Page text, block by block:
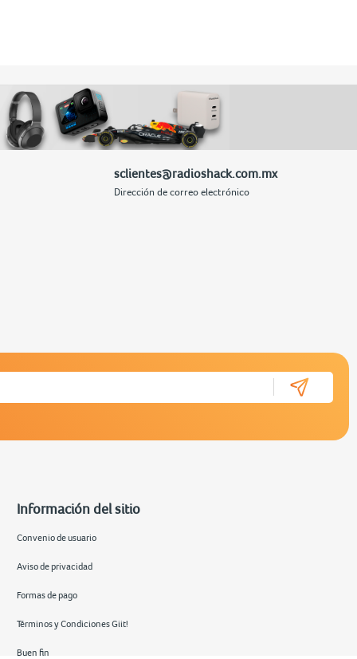
sclientes@radioshack.com.mx
Dirección de correo electrónico
Información del sitio
Convenio de usuario
Aviso de privacidad
Formas de pago
Términos y Condiciones Giit!
Buen fin